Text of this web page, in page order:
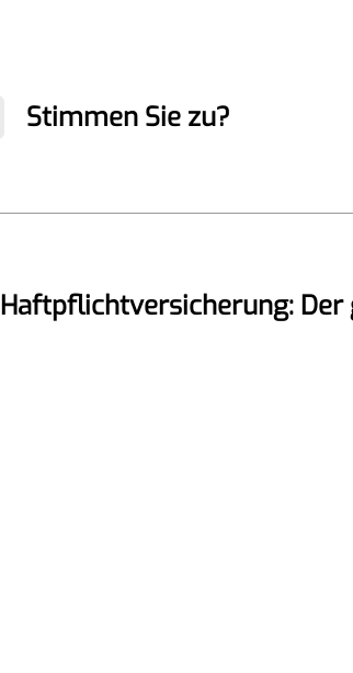
Stimmen Sie zu?
Haftpflichtversicherung: Der